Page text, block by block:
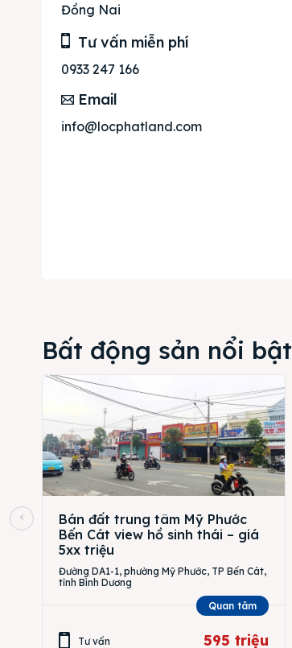
Đồng Nai
Tư vấn miễn phí
0933 247 166
Email
info@locphatland.com
Bất động sản nổi bật
Bán đất trung tâm Mỹ Phước
Bến Cát view hồ sinh thái – giá
5xx triệu
Đường DA1-1, phường Mỹ Phước, TP Bến Cát,
tỉnh Bình Dương
Quan tâm
Tư vấn 595 triệu